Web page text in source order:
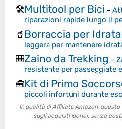
🛠️Multitool per Bici -
riparazioni rapide lungo il
🥤 Borraccia per
leggera per mantenere
🎒Zaino da Trekking -
resistente per passeggiate
🧰Kit di Primo
piccoli infortuni durante
In qualità di Affiliato Amazon,
sugli acquisti idonei, senza